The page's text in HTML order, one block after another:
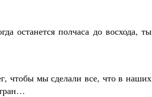
останется полчаса до восхода, ты
чтобы мы сделали все, что в наших